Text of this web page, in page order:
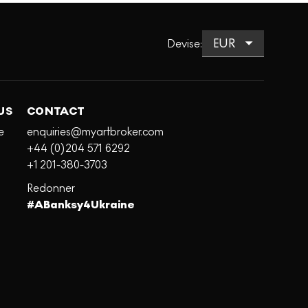
Devise:
CONTACT
enquiries@myartbroker.com
+44 (0)204 571 6292
+1 201-380-3703
Redonner
#ABanksy4Ukraine